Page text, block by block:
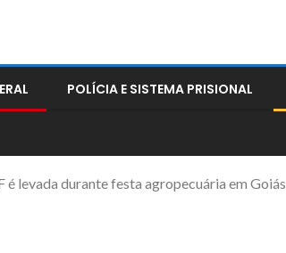
POLÍCIA E SISTEMA PRISIONAL
é levada durante festa agropecuária em Goiás